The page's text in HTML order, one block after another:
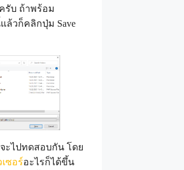
รับ ถ้าพร้อม
ล้วก็คลิกปุ่ม Save
ะไปทดสอบกัน โดย
เซอร์อะไรก็ได้ขึ้น